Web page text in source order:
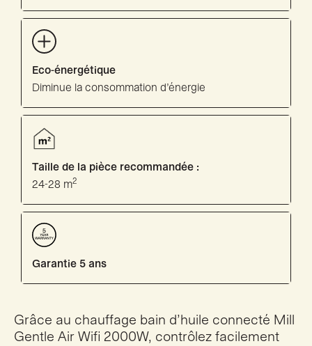
Eco-énergétique
Diminue la consommation d’énergie
Taille de la pièce recommandée :
24-28 m2
Garantie 5 ans
Grâce au chauffage bain d’huile connecté Mill
Gentle Air Wifi 2000W, contrôlez facilement